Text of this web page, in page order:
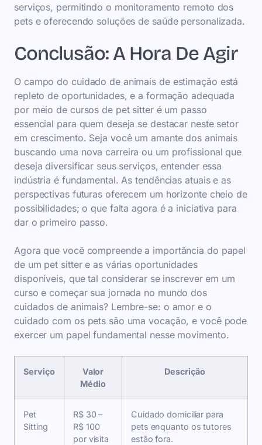
serviços, permitindo o monitoramento remoto dos
pets e oferecendo soluções de saúde personalizada.
Conclusão: A Hora De Agir
O campo do cuidado de animais de estimação está
repleto de oportunidades, e a formação adequada
por meio de cursos de pet sitter é um passo
essencial para quem deseja se destacar neste setor
em crescimento. Seja você um amante dos animais
buscando uma nova carreira ou um profissional que
deseja diversificar seus serviços, entender essa
indústria é fundamental. As tendências atuais e as
perspectivas futuras oferecem um horizonte cheio de
possibilidades; o que falta agora é a iniciativa para
dar o primeiro passo.
Agora que você compreende a importância do papel
de um pet sitter e as várias oportunidades
disponíveis, que tal considerar se inscrever em um
curso e começar sua jornada no mundo dos
cuidados de animais? Lembre-se: o amor e o
cuidado com os pets são uma vocação, e você pode
exercer um papel fundamental nesse movimento.
Serviço
Valor
Médio
Descrição
Pet
Sitting
R$ 30 –
R$ 100
por visita
Cuidado domiciliar para
pets enquanto os tutores
estão fora.